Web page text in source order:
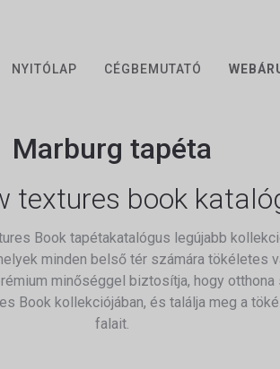
NYITÓLAP CÉGBEMUTATÓ
Marburg tapéta
textures book
Book tapétakatalógus legújabb
minden belső tér számára tökéletes
minőséggel biztosítja, hogy
Book kollekciójában, és találja meg a
falait.